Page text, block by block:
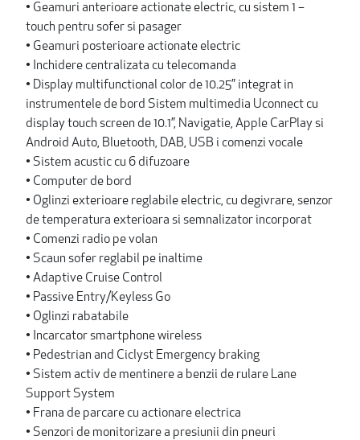
• Geamuri anterioare actionate electric, cu sistem 1 –
touch pentru sofer si pasager
• Geamuri posterioare actionate electric
• Inchidere centralizata cu telecomanda
• Display multifunctional color de 10.25” integrat in
instrumentele de bord Sistem multimedia Uconnect cu
display touch screen de 10.1”, Navigatie, Apple CarPlay si
Android Auto, Bluetooth, DAB, USB i comenzi vocale
• Sistem acustic cu 6 difuzoare
• Computer de bord
• Oglinzi exterioare reglabile electric, cu degivrare, senzor
de temperatura exterioara si semnalizator incorporat
• Comenzi radio pe volan
• Scaun sofer reglabil pe inaltime
• Adaptive Cruise Control
• Passive Entry/Keyless Go
• Oglinzi rabatabile
• Incarcator smartphone wireless
• Pedestrian and Ciclyst Emergency braking
• Sistem activ de mentinere a benzii de rulare Lane
Support System
• Frana de parcare cu actionare electrica
• Senzori de monitorizare a presiunii din pneuri